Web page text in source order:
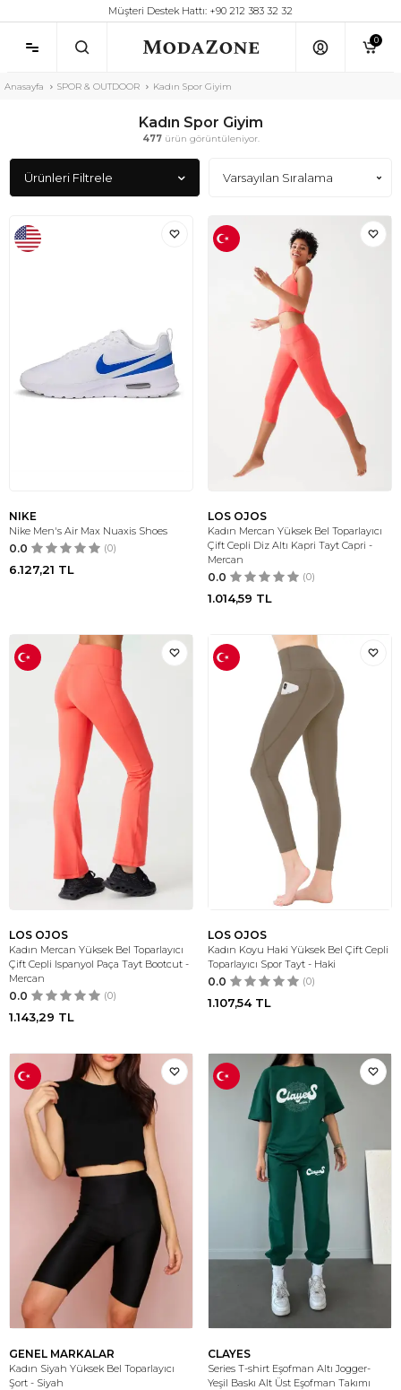
Müşteri Destek Hattı: +90 212 383 32 32
0
Anasayfa SPOR & OUTDOOR Kadın Spor Giyim
Kadın Spor Giyim
477ürün görüntüleniyor.
Ürünleri Filtrele
NIKE
Nike Men's Air Max Nuaxis Shoes
0.0 (0)
6.127,21 TL
LOS OJOS
Kadın Mercan Yüksek Bel Toparlayıcı
Çift Cepli Diz Altı Kapri Tayt Capri -
Mercan
0.0 (0)
1.014,59 TL
LOS OJOS
Kadın Mercan Yüksek Bel Toparlayıcı
Çift Cepli Ispanyol Paça Tayt Bootcut -
Mercan
0.0 (0)
1.143,29 TL
LOS OJOS
Kadın Koyu Haki Yüksek Bel Çift Cepli
Toparlayıcı Spor Tayt - Haki
0.0 (0)
1.107,54TL
GENEL MARKALAR
Kadın Siyah Yüksek Bel Toparlayıcı
Şort - Siyah
CLAYES
Series T-shirt Eşofman Altı Jogger-
Yeşil Baskı Alt Üst Eşofman Takımı